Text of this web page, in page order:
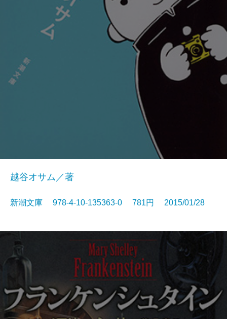
越谷オサム／著
新潮文庫 978-4-10-135363-0 781円 2015/01/28